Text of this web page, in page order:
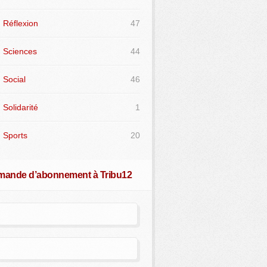
Réflexion 47
Sciences 44
Social 46
Solidarité 1
Sports 20
d’abonnement à Tribu12